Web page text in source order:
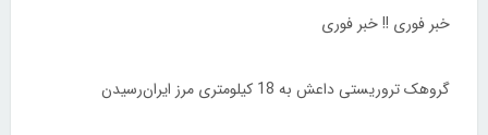
ﺧﺒﺮ ﻓﻮﺭﯼ !! خبر فوری
ﮔﺮﻭﻫﮏ ﺗﺮﻭﺭﯾﺴﺘﯽ ﺩﺍﻋﺶ ﺑﻪ 18 ﮐﯿﻠﻮﻣﺘﺮﯼ ﻣﺮﺯ ﺍﯾﺮﺍﻥﺭﺳﯿﺪﻥ